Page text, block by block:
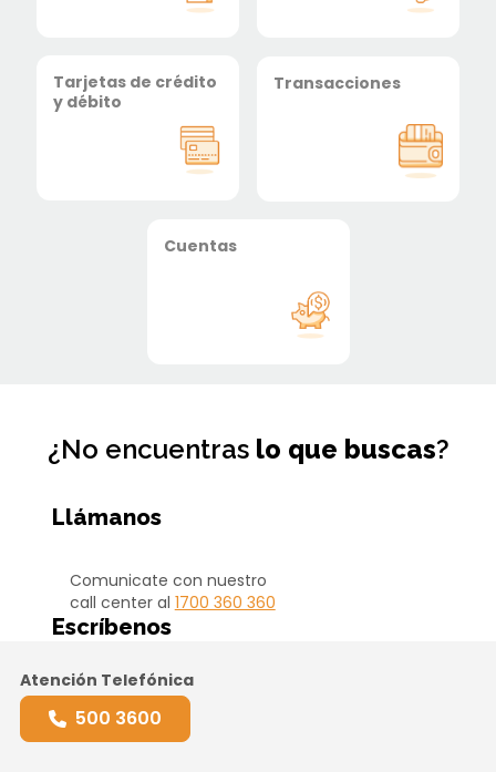
Tarjetas de crédito
y débito
Transacciones
Cuentas
¿No encuentras lo que buscas?
Llámanos
Comunicate con nuestro
call center al 1700 360 360
Escríbenos
Atención Telefónica
500 3600